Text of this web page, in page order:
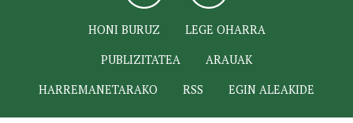
HONI BURUZ
LEGE OHARRA
PUBLIZITATEA
ARAUAK
HARREMANETARAKO
RSS EGIN ALEAKIDE